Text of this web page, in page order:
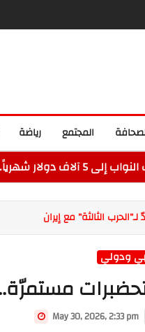
رياضة المجتمع
دولار شهرياً... فكيف أقرّت الزيادة؟
الثالثة" مع إيران
ودولي
May 30, 2026, 2:33 pm